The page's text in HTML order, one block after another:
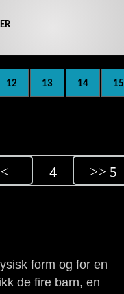
12 13 14 15
4 >> 5
form og for en
de fire barn, en